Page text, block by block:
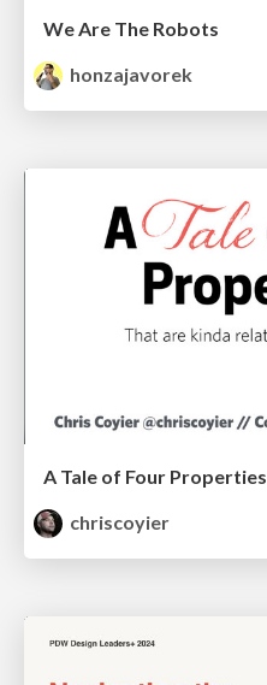
We Are The Robots
honzajavorek
A Tale of Four Properties
chriscoyier